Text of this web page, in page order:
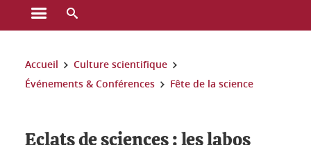
Ouvrir le menu principal
Vous êtes ici :
Accueil
Culture scientifique
Événements & Conférences
Fête de la science
Eclats de sciences : les labos